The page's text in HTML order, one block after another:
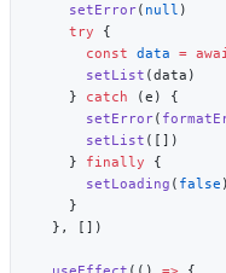
    setError
( null
    try
      const
data =
      setList
    }
catch
      setError
(
      setList
    }
finally
      setLoading
( false